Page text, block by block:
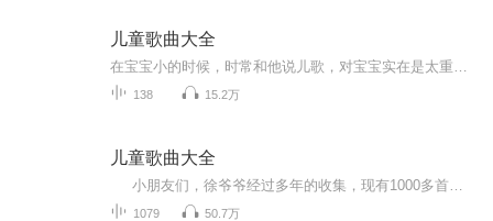
儿童歌曲大全
138 15.2万
儿童歌曲大全
1079 50.7万